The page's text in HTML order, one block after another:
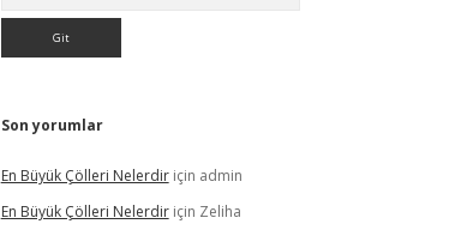
Son yorumlar
En Büyük Çölleri Nelerdiriçin admin
En Büyük Çölleri Nelerdiriçin Zeliha